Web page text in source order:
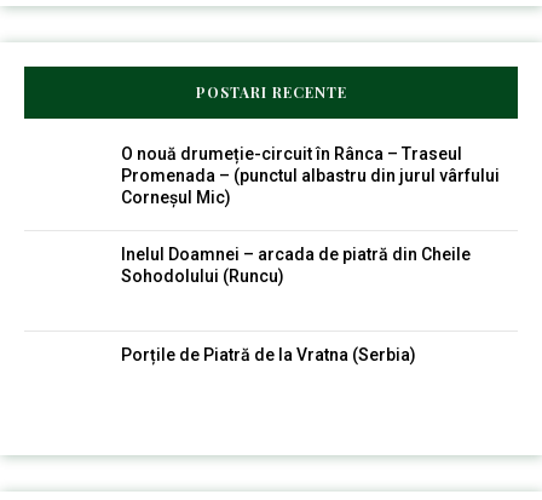
POSTARI RECENTE
O nouă drumeție-circuit în Rânca – Traseul
Promenada – (punctul albastru din jurul vârfului
Corneșul Mic)
Inelul Doamnei – arcada de piatră din Cheile
Sohodolului (Runcu)
Porțile de Piatră de la Vratna (Serbia)